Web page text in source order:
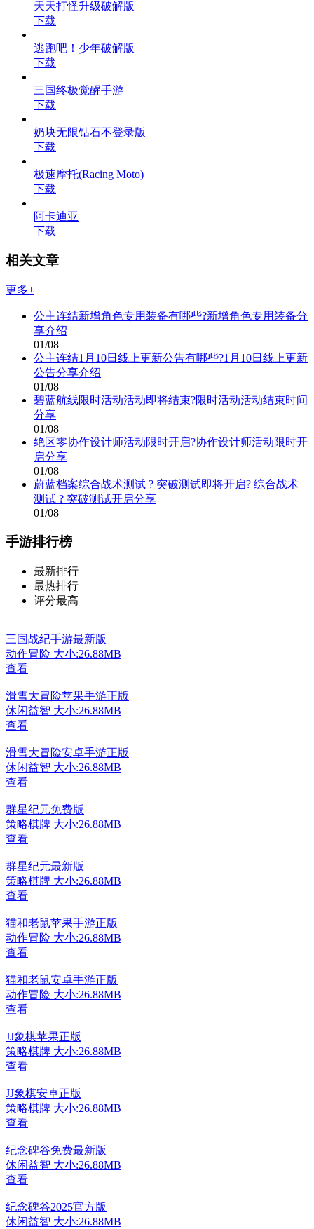
天天打怪升级破解版
下载
逃跑吧！少年破解版
下载
三国终极觉醒手游
下载
奶块无限钻石不登录版
下载
极速摩托(Racing Moto)
下载
阿卡迪亚
下载
相关文章
更多+
公主连结新增角色专用装备有哪些?新增角色专用装备分
享介绍
01/08
公主连结1月10日线上更新公告有哪些?1月10日线上更新
公告分享介绍
01/08
碧蓝航线限时活动活动即将结束?限时活动活动结束时间
分享
01/08
绝区零协作设计师活动限时开启?协作设计师活动限时开
启分享
01/08
蔚蓝档案综合战术测试 ? 突破测试即将开启? 综合战术
测试 ? 突破测试开启分享
01/08
手游排行榜
最新排行
最热排行
评分最高
三国战纪手游最新版
动作冒险 大小:26.88MB
查看
滑雪大冒险苹果手游正版
休闲益智 大小:26.88MB
查看
滑雪大冒险安卓手游正版
休闲益智 大小:26.88MB
查看
群星纪元免费版
策略棋牌 大小:26.88MB
查看
群星纪元最新版
策略棋牌 大小:26.88MB
查看
猫和老鼠苹果手游正版
动作冒险 大小:26.88MB
查看
猫和老鼠安卓手游正版
动作冒险 大小:26.88MB
查看
JJ象棋苹果正版
策略棋牌 大小:26.88MB
查看
JJ象棋安卓正版
策略棋牌 大小:26.88MB
查看
纪念碑谷免费最新版
休闲益智 大小:26.88MB
查看
纪念碑谷2025官方版
休闲益智 大小:26.88MB